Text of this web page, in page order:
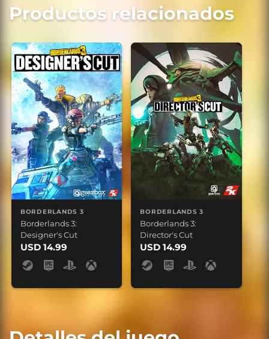
Productos relacionados
BORDERLANDS 3
Borderlands 3:
Designer's Cut
USD 14.99
BORDERLANDS 3
Borderlands 3:
Director's Cut
USD 14.99